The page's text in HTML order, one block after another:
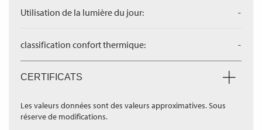
Utilisation de la lumière du jour: -
classification confort thermique: -
CERTIFICATS
Les valeurs données sont des valeurs approximatives. Sous
réserve de modifications.